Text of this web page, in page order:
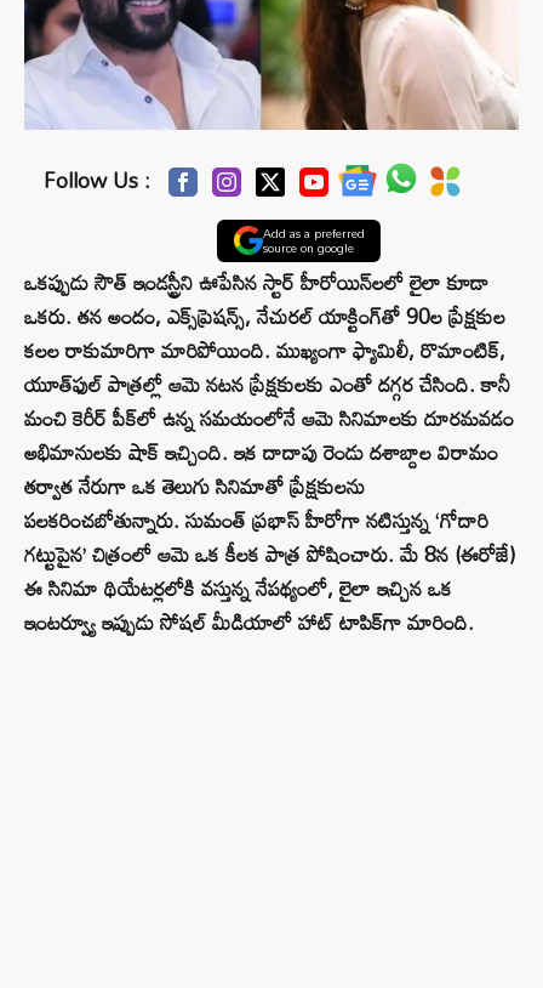
Follow Us :
Add as a preferred
source on google
ఒకప్పుడు సౌత్ ఇండస్ట్రీని ఊపేసిన స్టార్ హీరోయిన్‌లలో లైలా కూడా
ఒకరు. తన అందం, ఎక్స్‌ప్రెషన్స్, నేచురల్ యాక్టింగ్‌తో 90ల ప్రేక్షకుల
కలల రాకుమారిగా మారిపోయింది. ముఖ్యంగా ఫ్యామిలీ, రొమాంటిక్,
యూత్‌ఫుల్ పాత్రల్లో ఆమె నటన ప్రేక్షకులకు ఎంతో దగ్గర చేసింది. కానీ
మంచి కెరీర్ పీక్‌లో ఉన్న సమయంలోనే ఆమె సినిమాలకు దూరమవడం
అభిమానులకు షాక్ ఇచ్చింది. ఇక దాదాపు రెండు దశాబ్దాల విరామం
తర్వాత నేరుగా ఒక తెలుగు సినిమాతో ప్రేక్షకులను
పలకరించబోతున్నారు. సుమంత్ ప్రభాస్ హీరోగా నటిస్తున్న ‘గోదారి
గట్టుపైన’ చిత్రంలో ఆమె ఒక కీలక పాత్ర పోషించారు. మే 8న (ఈరోజే)
ఈ సినిమా థియేటర్లలోకి వస్తున్న నేపథ్యంలో, లైలా ఇచ్చిన ఒక
ఇంటర్వ్యూ ఇప్పుడు సోషల్ మీడియాలో హాట్ టాపిక్‌గా మారింది.